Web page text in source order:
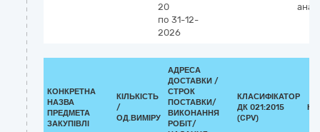
20
по 31-12-
2026
КОНКРЕТНА
НАЗВА
ПРЕДМЕТА
ЗАКУПІВЛІ
КІЛЬКІСТЬ
/
ОД.ВИМІРУ
АДРЕСА
ДОСТАВКИ /
СТРОК
ПОСТАВКИ/
ВИКОНАННЯ
РОБІТ/
КЛАСИФІКАТОР
ДК 021:2015
(CPV)